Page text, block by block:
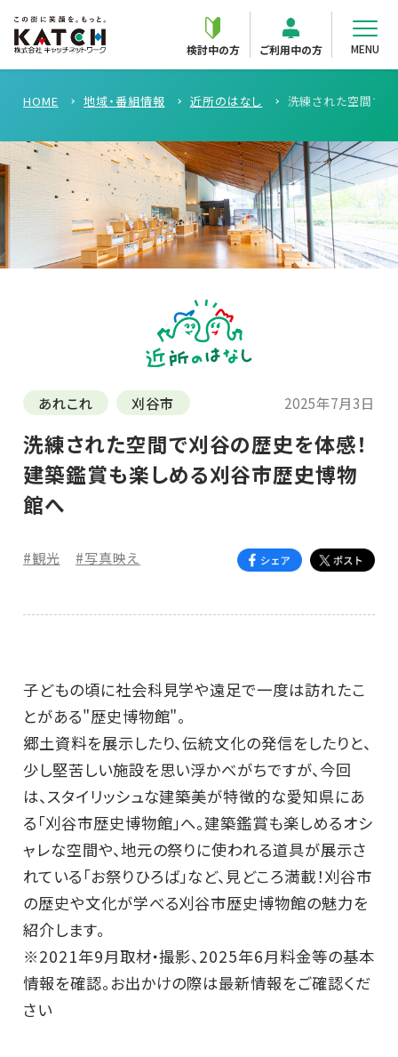
検討中の方 ご利用中の方 MENU
HOME 地域・番組情報 近所のはなし 洗練された空間で
あれこれ 刈谷市 2025年7月3日
洗練された空間で刈谷の歴史を体感！
建築鑑賞も楽しめる刈谷市歴史博物
館へ
#観光 #写真映え
子どもの頃に社会科見学や遠足で一度は訪れたこ
とがある"歴史博物館"。
郷土資料を展示したり、伝統文化の発信をしたりと、
少し堅苦しい施設を思い浮かべがちですが、今回
は、スタイリッシュな建築美が特徴的な愛知県にあ
る「刈谷市歴史博物館」へ。建築鑑賞も楽しめるオシ
ャレな空間や、地元の祭りに使われる道具が展示さ
れている「お祭りひろば」など、見どころ満載！刈谷市
の歴史や文化が学べる刈谷市歴史博物館の魅力を
紹介します。
※2021年9月取材・撮影、2025年6月料金等の基本
情報を確認。お出かけの際は最新情報をご確認くだ
さい